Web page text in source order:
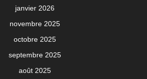
janvier 2026
novembre 2025
octobre 2025
septembre 2025
août 2025